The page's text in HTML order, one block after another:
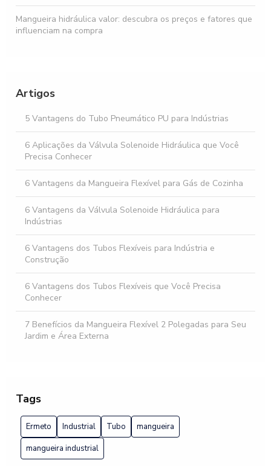
Mangueira hidráulica valor: descubra os preços e fatores que
influenciam na compra
Mangueiras industriais essenciais para otimizar sua operação
Mangueira flexível para gás: escolha a melhor para
segurança e eficiência
Artigos
5 Vantagens do Tubo Pneumático PU para Indústrias
6 Aplicações da Válvula Solenoide Hidráulica que Você
Precisa Conhecer
6 Vantagens da Mangueira Flexível para Gás de Cozinha
6 Vantagens da Válvula Solenoide Hidráulica para
Indústrias
6 Vantagens dos Tubos Flexíveis para Indústria e
Construção
6 Vantagens dos Tubos Flexíveis que Você Precisa
Conhecer
7 Benefícios da Mangueira Flexível 2 Polegadas para Seu
Jardim e Área Externa
A importância do tubo ermeto
Adaptadores hidráulicos: como escolher o modelo ideal
para suas necessidades
Tags
Ermeto Industrial Tubo
mangueira
mangueira industrial